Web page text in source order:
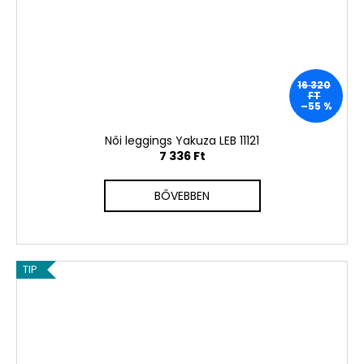
16 320
FT
–55 %
Női leggings Yakuza LEB 11121
7 336 Ft
BŐVEBBEN
TIP